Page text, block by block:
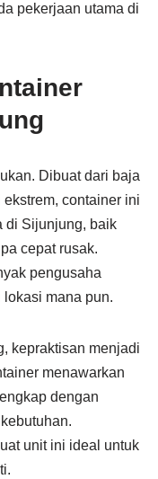
pekerjaan utama di
Dibuat dari baja
container ini
di Sijunjung, baik
cepat rusak.
pengusaha
mana pun.
kepraktisan menjadi
menawarkan
dengan
unit ini ideal untuk